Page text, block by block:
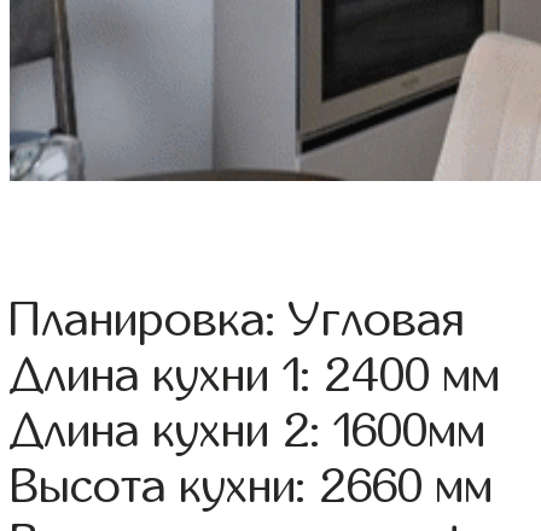
Планировка: Угловая
Длина кухни 1: 2400 мм
Длина кухни 2: 1600мм
Высота кухни: 2660 мм